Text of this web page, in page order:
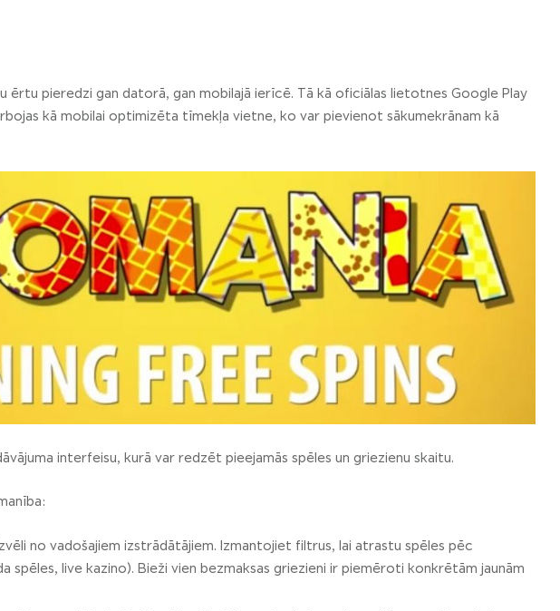
ērtu pieredzi gan datorā, gan mobilajā ierīcē. Tā kā oficiālas lietotnes Google Play
kā mobilai optimizēta tīmekļa vietne, ko var pievienot sākumekrānam kā
interfeisu, kurā var redzēt pieejamās spēles un griezienu skaitu.
no vadošajiem izstrādātājiem. Izmantojiet filtrus, lai atrastu spēles pēc
spēles, live kazino). Bieži vien bezmaksas griezieni ir piemēroti konkrētām jaunām